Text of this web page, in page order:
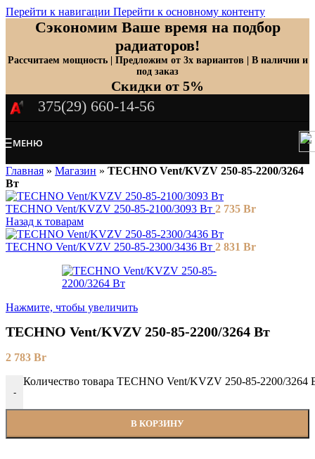
Перейти к навигации Перейти к основному контенту
Сэкономим Ваше время на подбор
радиаторов!
Рассчитаем мощность | Предложим от 3х вариантов | В наличии и
под заказ
Скидки от 5%
375(29) 660-14-56
МЕНЮ
Главная » Магазин » TECHNO Vent/KVZV 250-85-2200/3264
Вт
TECHNO Vent/KVZV 250-85-2100/3093 Вт 2 735 Br
Назад к товарам
TECHNO Vent/KVZV 250-85-2300/3436 Вт 2 831 Br
Нажмите, чтобы увеличить
TECHNO Vent/KVZV 250-85-2200/3264 Вт
2 783 Br
-
Количество товара TECHNO Vent/KVZV 250-85-2200/3264
В КОРЗИНУ